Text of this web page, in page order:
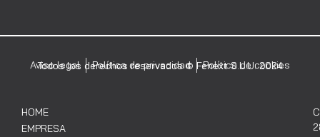
Aviso legal Política de privacidad Política de cookies
Todos los derechos reservados © Fenext S.L.U. 2024
HOME
EMPRESA